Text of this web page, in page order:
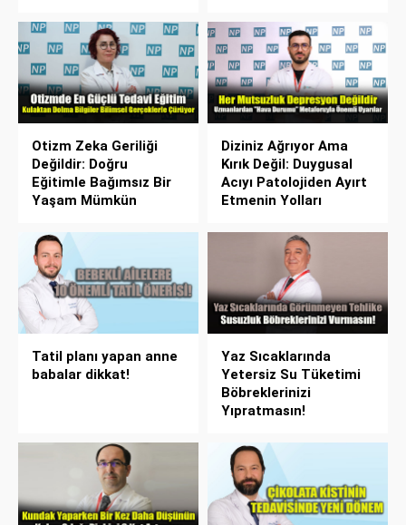
Otizm Zeka Geriliği
Değildir: Doğru
Eğitimle Bağımsız Bir
Yaşam Mümkün
Diziniz Ağrıyor Ama
Kırık Değil: Duygusal
Acıyı Patolojiden Ayırt
Etmenin Yolları
Tatil planı yapan anne
babalar dikkat!
Yaz Sıcaklarında
Yetersiz Su Tüketimi
Böbreklerinizi
Yıpratmasın!